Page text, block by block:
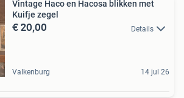
Vintage Haco en Hacosa blikken met
Kuifje zegel
€ 20,00 Details
Valkenburg 14 jul 26